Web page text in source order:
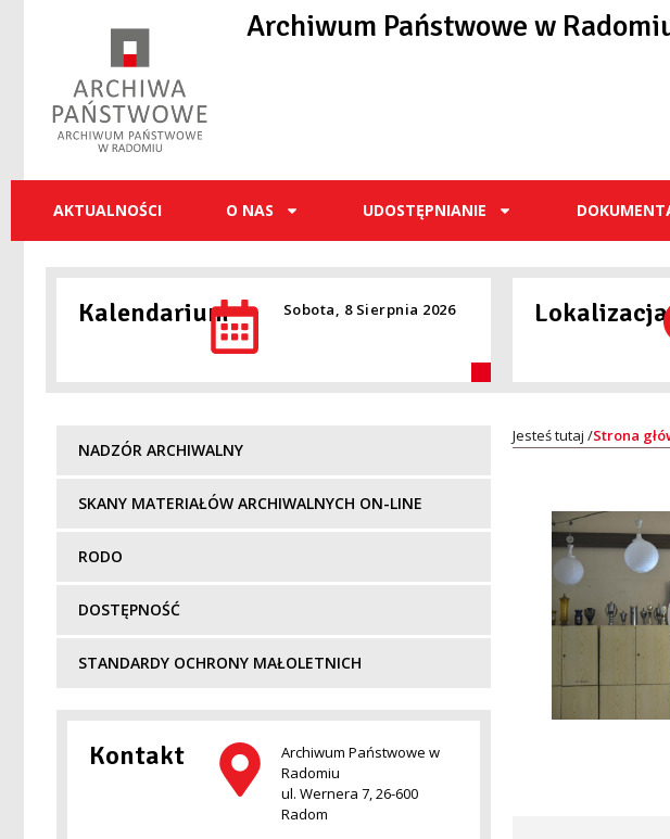
Archiwum Państwowe w
AKTUALNOŚCI O NAS UDOSTĘPNIANIE
Kalendarium Sobota, 8 Sierpnia 2026 Lokalizacja
NADZÓR ARCHIWALNY
SKANY MATERIAŁÓW ARCHIWALNYCH ON-LINE
RODO
DOSTĘPNOŚĆ
STANDARDY OCHRONY MAŁOLETNICH
Kontakt
Archiwum Państwowe w
Radomiu
ul. Wernera 7, 26-600
Radom
Strona